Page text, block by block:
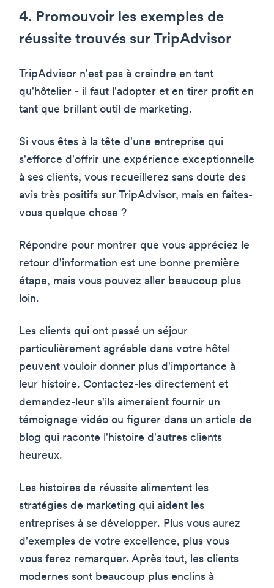
4. Promouvoir les exemples de
réussite trouvés sur TripAdvisor
TripAdvisor n'est pas à craindre en tant
qu'hôtelier - il faut l'adopter et en tirer profit en
tant que brillant outil de marketing.
Si vous êtes à la tête d'une entreprise qui
s'efforce d'offrir une expérience exceptionnelle
à ses clients, vous recueillerez sans doute des
avis très positifs sur TripAdvisor, mais en faites-
vous quelque chose ?
Répondre pour montrer que vous appréciez le
retour d'information est une bonne première
étape, mais vous pouvez aller beaucoup plus
loin.
Les clients qui ont passé un séjour
particulièrement agréable dans votre hôtel
peuvent vouloir donner plus d'importance à
leur histoire. Contactez-les directement et
demandez-leur s'ils aimeraient fournir un
témoignage vidéo ou figurer dans un article de
blog qui raconte l'histoire d'autres clients
heureux.
Les histoires de réussite alimentent les
stratégies de marketing qui aident les
entreprises à se développer. Plus vous aurez
d'exemples de votre excellence, plus vous
vous ferez remarquer. Après tout, les clients
modernes sont beaucoup plus enclins à